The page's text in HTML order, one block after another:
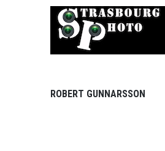
ROBERT GUNNARSSON